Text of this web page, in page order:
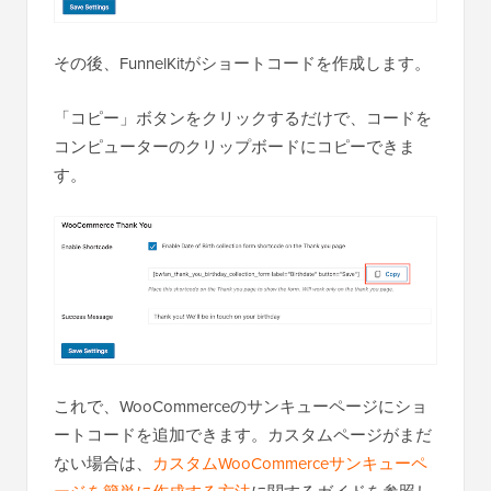
その後、FunnelKitがショートコードを作成します。
「コピー」ボタンをクリックするだけで、コードを
コンピューターのクリップボードにコピーできま
す。
これで、WooCommerceのサンキューページにショ
ートコードを追加できます。カスタムページがまだ
ない場合は、 カスタムWooCommerceサンキューペ